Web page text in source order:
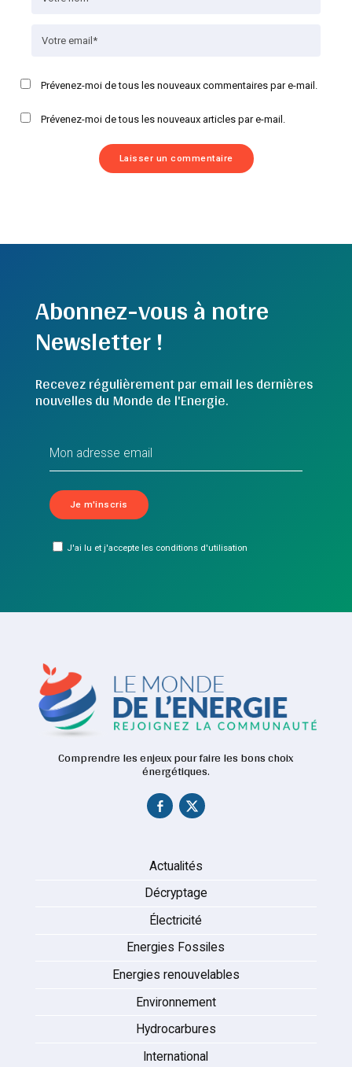
Prévenez-moi de tous les nouveaux commentaires par e-mail.
Prévenez-moi de tous les nouveaux articles par e-mail.
Abonnez-vous à notre
Newsletter !
Recevez régulièrement par email les dernières
nouvelles du Monde de l'Energie.
J'ai lu et j'accepte les conditions d'utilisation
Comprendre les enjeux pour faire les bons choix
énergétiques.
Actualités
Décryptage
Électricité
Energies Fossiles
Energies renouvelables
Environnement
Hydrocarbures
International